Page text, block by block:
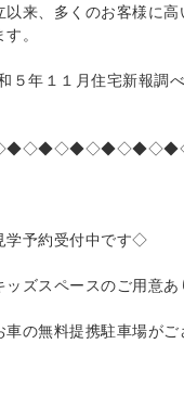
以来、多くのお客様に
。
５年１１月住宅新報調
予約受付中です◇
ズスペースのご用意
の無料提携駐車場が